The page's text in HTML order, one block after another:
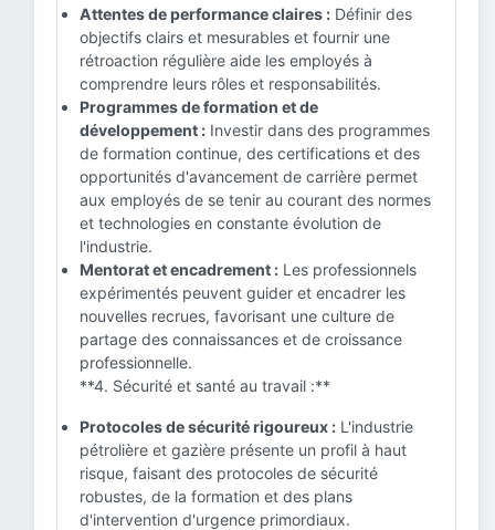
Attentes de performance claires : Définir des
objectifs clairs et mesurables et fournir une
rétroaction régulière aide les employés à
comprendre leurs rôles et responsabilités.
Programmes de formation et de
développement : Investir dans des programmes
de formation continue, des certifications et des
opportunités d'avancement de carrière permet
aux employés de se tenir au courant des normes
et technologies en constante évolution de
l'industrie.
Mentorat et encadrement : Les professionnels
expérimentés peuvent guider et encadrer les
nouvelles recrues, favorisant une culture de
partage des connaissances et de croissance
professionnelle.
**4. Sécurité et santé au travail :**
Protocoles de sécurité rigoureux : L'industrie
pétrolière et gazière présente un profil à haut
risque, faisant des protocoles de sécurité
robustes, de la formation et des plans
d'intervention d'urgence primordiaux.